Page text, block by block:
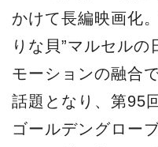
かけて長編映画化
りな貝”マルセル
モーションの融合
話題となり、第95
ゴールデングロー